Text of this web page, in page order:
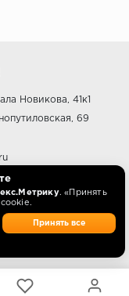
Новикова, 41к1
69
. «Принять
Принять все